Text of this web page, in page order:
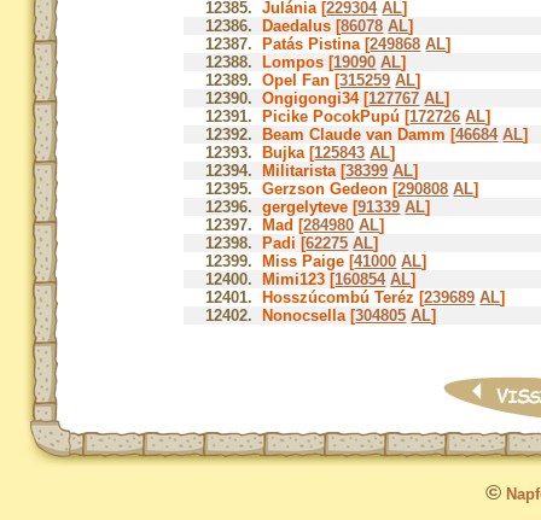
12385.Julánia [229304 AL]
12386. Daedalus [86078 AL]
12387. Patás Pistina [249868 AL]
12388. Lompos [19090 AL]
12389.Opel Fan [315259 AL]
12390.Ongigongi34 [127767 AL]
12391. Picike PocokPupú [172726 AL]
12392. Beam Claude van Damm [46684 AL]
12393. Bujka [125843 AL]
12394. Militarista [38399 AL]
12395.Gerzson Gedeon [290808 AL]
12396.gergelyteve [91339 AL]
12397. Mad [284980 AL]
12398. Padi [62275 AL]
12399. Miss Paige [41000 AL]
12400. Mimi123 [160854 AL]
12401. Hosszúcombú Teréz [239689 AL]
12402. Nonocsella [304805 AL]
©